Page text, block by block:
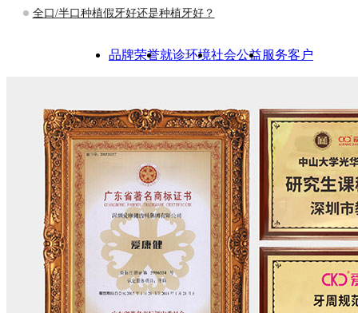
全口/半口种植假牙好还是种植牙好？
品牌荣誉就诊环境社会公益服务客户